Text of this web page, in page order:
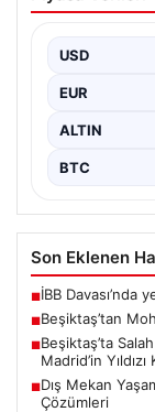
USD
EUR
ALTIN
BTC
Son Eklenen
■İBB Davası’nda
■Beşiktaş’tan
■Beşiktaş’ta
Madrid’in
■Dış Mekan
Çözümleri